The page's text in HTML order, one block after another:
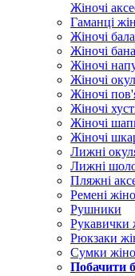
Жіночі
Гаманці
Жіночі
Жіночі
Жіночі
Жіночі
Жіночі
Жіночі
Жіночі
Жіночі
Лижні
Лижні
Пляжні
Ремені
Рушники
Рукавички
Рюкзаки
Сумки
Побачити